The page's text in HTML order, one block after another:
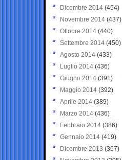
Dicembre 2014 (454)
Novembre 2014 (437)
Ottobre 2014 (440)
Settembre 2014 (450)
Agosto 2014 (433)
Luglio 2014 (436)
Giugno 2014 (391)
Maggio 2014 (392)
Aprile 2014 (389)
Marzo 2014 (436)
Febbraio 2014 (386)
Gennaio 2014 (419)
Dicembre 2013 (367)